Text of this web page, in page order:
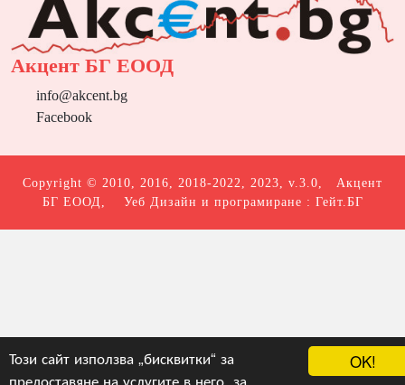
OK!
Този сайт използва „бисквитки“ за
предоставяне на услугите в него, за
Акцент БГ ЕООД
info@akcent.bg
Facebook
Copyright © 2010, 2016, 2018-2022, 2023, v.3.0, Акцент
БГ ЕООД , Уеб Дизайн и програмиране : Гейт.БГ